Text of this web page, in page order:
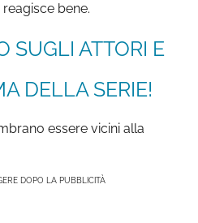
reagisce bene.
SUGLI ATTORI E
DELLA SERIE!
essere vicini alla
DOPO LA PUBBLICITÀ